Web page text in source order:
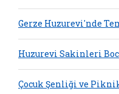
Gerze Huzurevi'nde
Huzurevi Sakinleri
Çocuk Şenliği ve